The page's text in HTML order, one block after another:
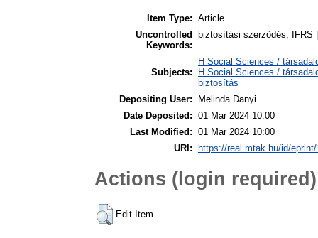
Item Type: Article
Uncontrolled
Keywords:
biztosítási szerződés, IFRS
Subjects:
H Social Sciences /
H Social Sciences /
biztosítás
Depositing User:
Melinda Danyi
Date Deposited: 01 Mar 2024 10:00
Last Modified: 01 Mar 2024 10:00
URI:
https://real.mtak.hu/id/eprint/
Actions (login required)
Edit Item